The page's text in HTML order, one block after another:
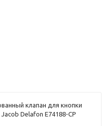
клапан для кнопки
Jacob Delafon E74188-CP